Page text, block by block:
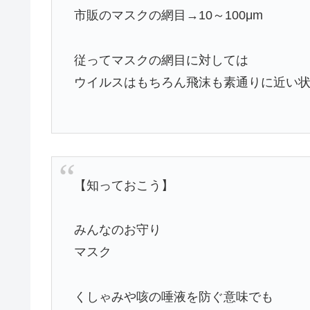
市販のマスクの網目→10～100μm
従ってマスクの網目に対しては
ウイルスはもちろん飛沫も素通りに近い
【知っておこう】
みんなのお守り
マスク
くしゃみや咳の唾液を防ぐ意味でも